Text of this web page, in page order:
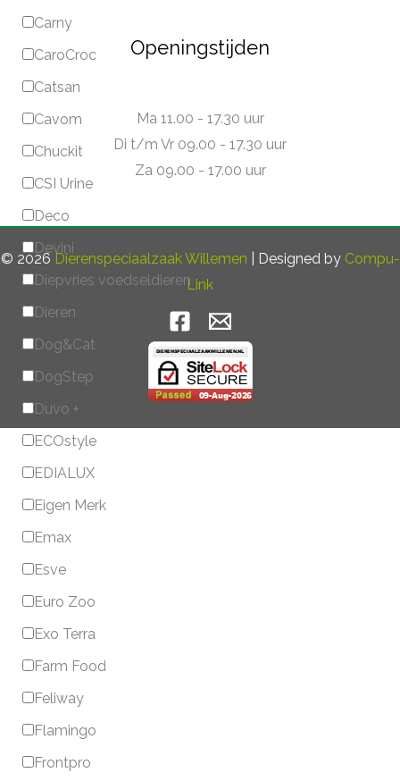
Carny
CaroCroc
Catsan
Cavom
Chuckit
CSI Urine
Deco
Devini
Diepvries voedseldieren
Dieren
Dog&Cat
DogStep
Duvo +
ECOstyle
EDIALUX
Eigen Merk
Emax
Esve
Euro Zoo
Exo Terra
Farm Food
Feliway
Flamingo
Frontpro
Openingstijden
Ma 11.00 - 17.30 uur
Di t/m Vr 09.00 - 17.30 uur
Za 09.00 - 17.00 uur
© 2026 Dierenspeciaalzaak Willemen | Designed by Compu-
Link